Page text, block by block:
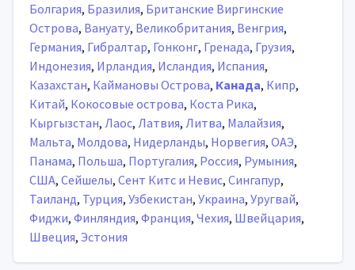
Болгария, Бразилия, Британские Виргинские
Острова, Вануату, Великобритания, Венгрия,
Германия, Гибралтар, Гонконг, Гренада, Грузия,
Индонезия, Ирландия, Исландия, Испания,
Казахстан, Каймановы Острова, Канада, Кипр,
Китай, Кокосовые острова, Коста Рика,
Кыргызстан, Лаос, Латвия, Литва, Малайзия,
Мальта, Молдова, Нидерланды, Норвегия, ОАЭ,
Панама, Польша, Португалия, Россия, Румыния,
США, Сейшелы, Сент Китс и Невис, Сингапур,
Таиланд, Турция, Узбекистан, Украина, Уругвай,
Фиджи, Финляндия, Франция, Чехия, Швейцария,
Швеция, Эстония